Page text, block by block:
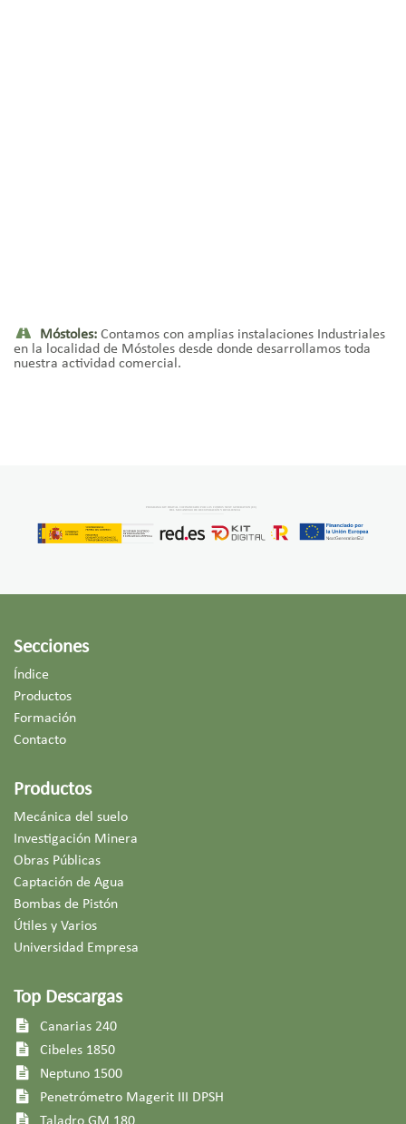
Móstoles: Contamos con amplias instalaciones Industriales
en la localidad de Móstoles desde donde desarrollamos toda
nuestra actividad comercial.
Secciones
Índice
Productos
Formación
Contacto
Productos
Mecánica del suelo
Investigación Minera
Obras Públicas
Captación de Agua
Bombas de Pistón
Útiles y Varios
Universidad Empresa
Top Descargas
Canarias 240
Cibeles 1850
Neptuno 1500
Penetrómetro Magerit III DPSH